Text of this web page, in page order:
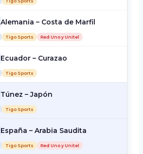
Alemania – Costa de Marfil
Tigo Sports Red Uno y Unitel
Ecuador – Curazao
Tigo Sports
Túnez – Japón
Tigo Sports
España – Arabia Saudita
Tigo Sports Red Uno y Unitel